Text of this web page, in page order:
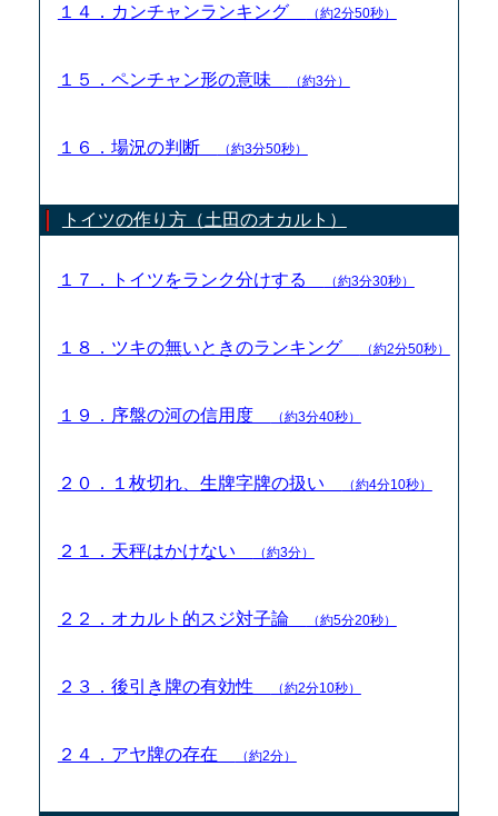
１４．カンチャンランキング （約2分50秒）
１５．ペンチャン形の意味 （約3分）
１６．場況の判断 （約3分50秒）
トイツの作り方（土田のオカルト）
１７．トイツをランク分けする （約3分30秒）
１８．ツキの無いときのランキング （約2分50秒）
１９．序盤の河の信用度 （約3分40秒）
２０．１枚切れ、生牌字牌の扱い （約4分10秒）
２１．天秤はかけない （約3分）
２２．オカルト的スジ対子論 （約5分20秒）
２３．後引き牌の有効性 （約2分10秒）
２４．アヤ牌の存在 （約2分）